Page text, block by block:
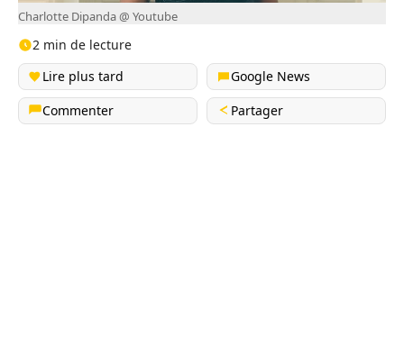
Charlotte Dipanda @ Youtube
2 min de lecture
Lire plus tard
Google News
Commenter
Partager